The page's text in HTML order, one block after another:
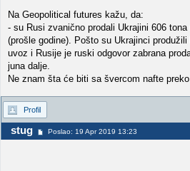
Na Geopolitical futures kažu, da:
- su Rusi zvanično prodali Ukrajini 606
(prošle godine). Pošto su Ukrajinci
uvoz i Rusije je ruski odgovor zabrana
juna dalje.
Ne znam šta će biti sa švercom nafte
Profil
stug Poslao: 19 Apr 2019 13:23